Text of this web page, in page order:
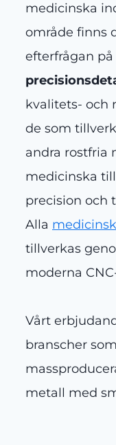
medicinska
område finns
efterfrågan på
kvalitets- och
de som
andra rostfria
medicinska
precision och
Alla
tillverkas
moderna
Vårt
branscher
metall med